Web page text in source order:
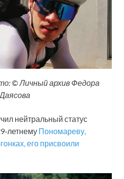
© Личный архив Федора
нейтральный статус
Пономареву,
его присвоили